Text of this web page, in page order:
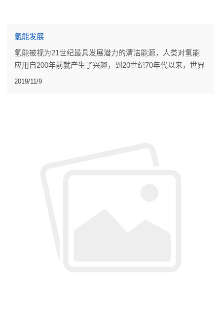
氢能发展
氢能被视为21世纪最具发展潜力的清洁能源，人类对氢能
应用自200年前就产生了兴趣，到20世纪70年代以来，世界
上许多国家和地区就广泛开展了氢能研究。
2019/11/9